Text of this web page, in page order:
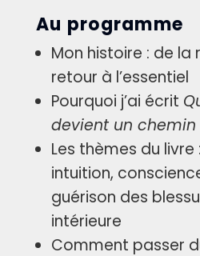
Au programme
Mon histoire : de la
retour à l’essentiel
Pourquoi j’ai écrit
devient un chemin
Les thèmes du livre
intuition,
guérison des
intérieure
Comment passer